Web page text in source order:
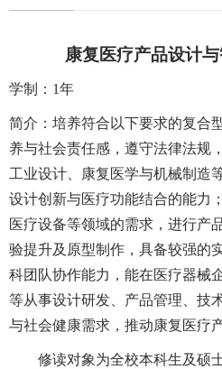
康复医疗产品设计
学制： 1年
简介：培养符合以下要求的复合
养与社会责任感，遵守法律法规
工业设计、康复医学与机械制造
设计创新与医疗功能结合的能力 ；
医疗设备等领域的需求，进行产
验提升及原型制作，具备较强的
科团队协作能力，能在医疗器械
等从事设计研发、产品管理、技
与社会健康需求，推动康复医疗
修读对象为全校本科生及硕